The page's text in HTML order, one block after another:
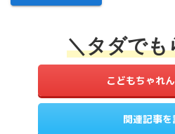
＼タダでも
こどもちゃれ
関連記事を